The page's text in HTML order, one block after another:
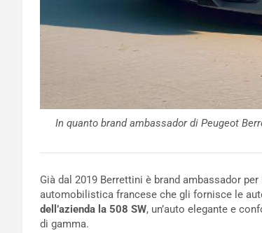
In quanto brand ambassador di Peugeot
Già dal 2019 Berrettini è brand ambassador
automobilistica francese che gli fornisce le
dell’azienda la 508 SW, un’auto elegante e
di gamma.